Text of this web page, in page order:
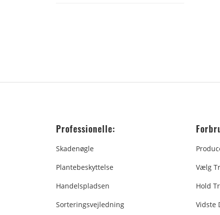
Professionelle:
Skadenøgle
Plantebeskyttelse
Handelspladsen
Sorteringsvejledning
Vælg
Hold
Vidste